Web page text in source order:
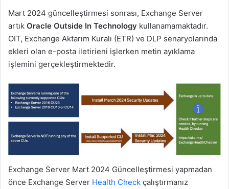
Mart 2024 güncelleştirmesi sonrası, Exchange Server
artık Oracle Outside In Technology kullanamamaktadır.
OIT, Exchange Aktarım Kuralı (ETR) ve DLP senaryolarında
ekleri olan e-posta iletirieni işlerken metin ayıklama
işlemini gerçekleştirmektedir.
Exchange Server Mart 2024 Güncelleştirmesi yapmadan
önce Exchange Server Health Check çalıştırmanız